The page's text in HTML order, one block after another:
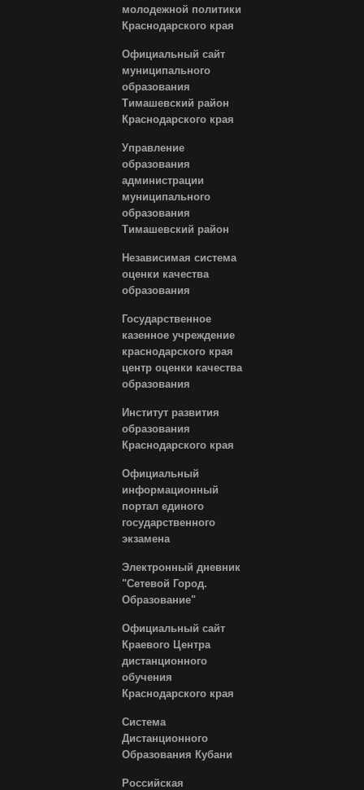
молодежной политики
Краснодарского края
Официальный сайт
муниципального
образования
Тимашевский район
Краснодарского края
Управление
образования
администрации
муниципального
образования
Тимашевский район
Независимая система
оценки качества
образования
Государственное
казенное учреждение
краснодарского края
центр оценки качества
образования
Институт развития
образования
Краснодарского края
Официальный
информационный
портал единого
государственного
экзамена
Электронный дневник
"Сетевой Город.
Образование"
Официальный сайт
Краевого Центра
дистанционного
обучения
Краснодарского края
Система
Дистанционного
Образования Кубани
Российская